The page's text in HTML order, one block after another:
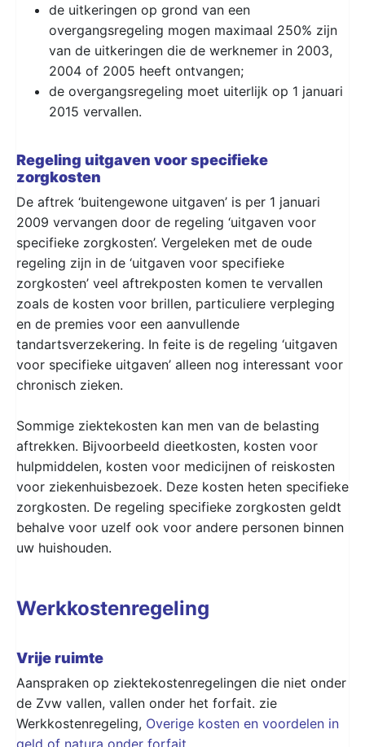
de uitkeringen op grond van een
overgangsregeling mogen maximaal 250% zijn
van de uitkeringen die de werknemer in 2003,
2004 of 2005 heeft ontvangen;
de overgangsregeling moet uiterlijk op 1 januari
2015 vervallen.
Regeling uitgaven voor specifieke
zorgkosten
De aftrek ‘buitengewone uitgaven’ is per 1 januari
2009 vervangen door de regeling ‘uitgaven voor
specifieke zorgkosten’. Vergeleken met de oude
regeling zijn in de ‘uitgaven voor specifieke
zorgkosten’ veel aftrekposten komen te vervallen
zoals de kosten voor brillen, particuliere verpleging
en de premies voor een aanvullende
tandartsverzekering. In feite is de regeling ‘uitgaven
voor specifieke uitgaven’ alleen nog interessant voor
chronisch zieken.
Sommige ziektekosten kan men van de belasting
aftrekken. Bijvoorbeeld dieetkosten, kosten voor
hulpmiddelen, kosten voor medicijnen of reiskosten
voor ziekenhuisbezoek. Deze kosten heten specifieke
zorgkosten. De regeling specifieke zorgkosten geldt
behalve voor uzelf ook voor andere personen binnen
uw huishouden.
Werkkostenregeling
Vrije ruimte
Aanspraken op ziektekostenregelingen die niet onder
de Zvw vallen, vallen onder het forfait. zie
Werkkostenregeling, Overige kosten en voordelen in
geld of natura onder forfait